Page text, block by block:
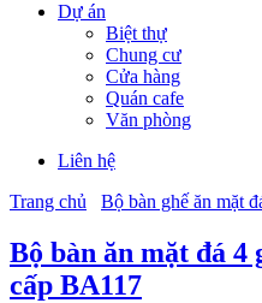
Dự án
Biệt thự
Chung cư
Cửa hàng
Quán cafe
Văn phòng
Liên hệ
Trang chủ
Bộ bàn ghế ăn mặt
Bộ bàn ăn mặt đá 4
cấp BA117